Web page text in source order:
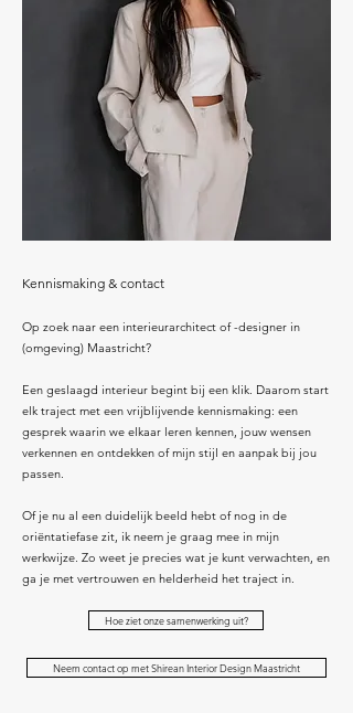
Kennismaking & contact
Op zoek naar een interieurarchitect of -designer in
(omgeving) Maastricht?
Een geslaagd interieur begint bij een klik. Daarom start
elk traject met een vrijblijvende kennismaking: een
gesprek waarin we elkaar leren kennen, jouw wensen
verkennen en ontdekken of mijn stijl en aanpak bij jou
passen.
Of je nu al een duidelijk beeld hebt of nog in de
oriëntatiefase zit, ik neem je graag mee in mijn
werkwijze. Zo weet je precies wat je kunt verwachten, en
ga je met vertrouwen en helderheid het traject in.
Hoe ziet onze samenwerking uit?
Neem contact op met Shirean Interior Design Maastricht